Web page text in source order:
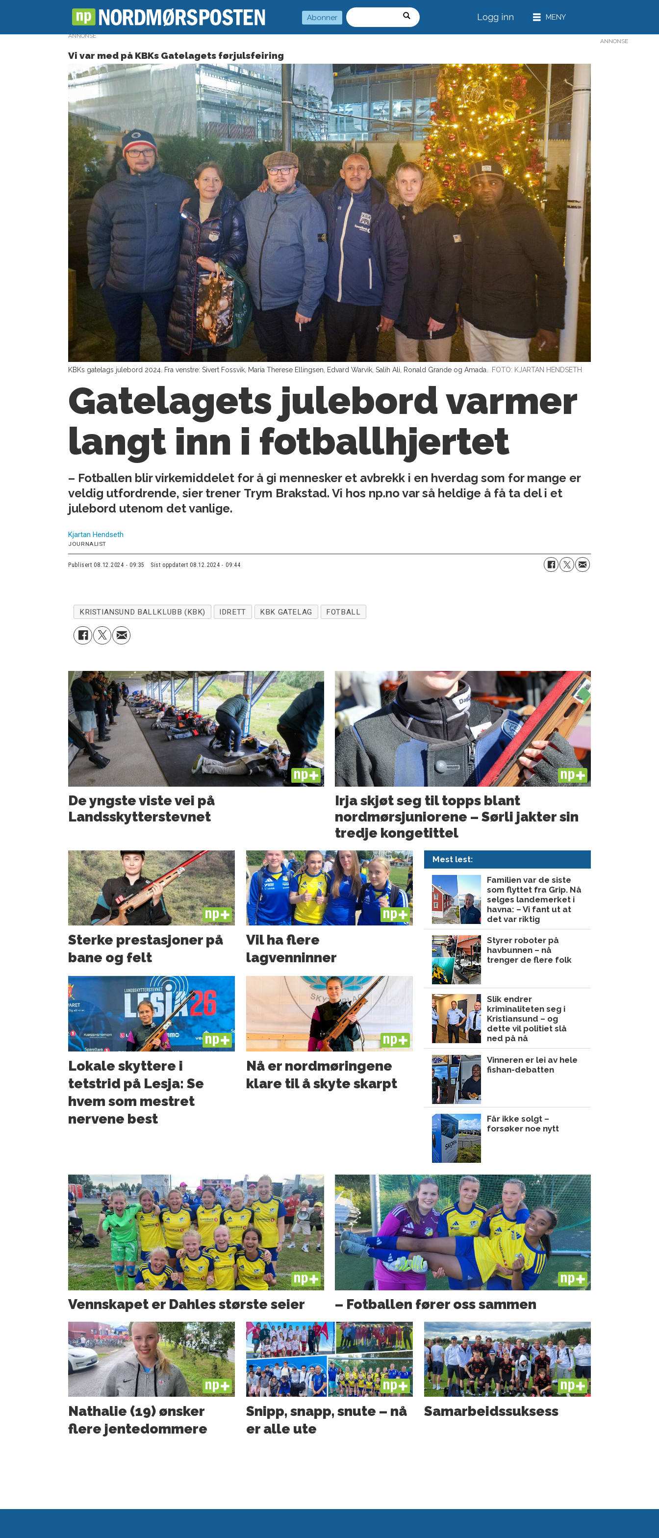
Abonner
Søk
Logg inn
ANNONSE
Vi var med på KBKs Gatelagets førjulsfeiring
KBKs gatelags julebord 2024. Fra venstre: Sivert Fossvik, Maria Therese Ellingsen, Edvard Warvik, Salih Ali, Ronald Grande og Amada. FOTO: KJARTAN HENDSETH
Gatelagets julebord varmer
langt inn i fotballhjertet
– Fotballen blir virkemiddelet for å gi mennesker et avbrekk i en hverdag som for mange er
veldig utfordrende, sier trener Trym Brakstad. Vi hos np.no var så heldige å få ta del i et
julebord utenom det vanlige.
Kjartan Hendseth
JOURNALIST
Publisert 08.12.2024 - 09:35 Sist oppdatert 08.12.2024 - 09:44
KRISTIANSUND BALLKLUBB (KBK) IDRETT KBK GATELAG FOTBALL
PLUS
De yngste viste vei på
Landsskytterstevnet
PLUS
Irja skjøt seg til topps blant
nordmørsjuniorene – Sørli jakter sin
tredje kongetittel
PLUS
Sterke prestasjoner på
bane og felt
PLUS
Lokale skyttere i
tetstrid på Lesja: Se
hvem som mestret
nervene best
PLUS
Vil ha flere
lagvenninner
PLUS
Nå er nord­møringene
klare til å skyte skarpt
Mest lest:
Familien var de siste
som flyttet fra Grip. Nå
selges landemerket i
havna: – Vi fant ut at
det var riktig
Styrer roboter på
havbunnen – nå
trenger de flere folk
Slik endrer
kriminaliteten seg i
Kristiansund – og
dette vil politiet slå
ned på nå
Vinneren er lei av hele
fishan-debatten
Får ikke solgt –
forsøker noe nytt
PLUS
Vennskapet er Dahles største seier
PLUS
– Fotballen fører oss sammen
PLUS
Nathalie (19) ønsker
flere jente­­dommere
PLUS
Snipp, snapp, snute – nå
er alle ute
PLUS
Samarbeids­suksess
ANNONSE